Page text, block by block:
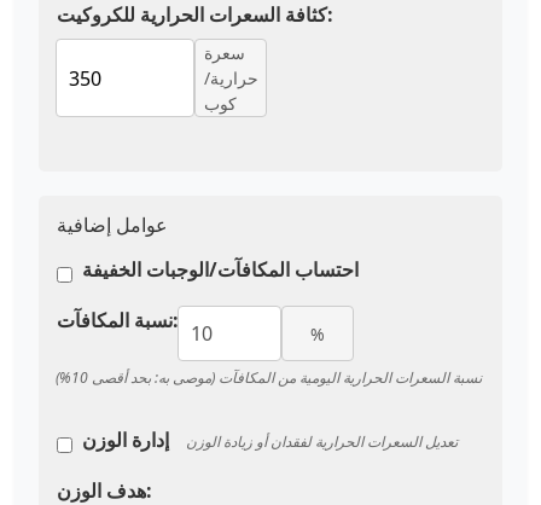
كثافة السعرات الحرارية للكروكيت:
سعرة
حرارية/
كوب
عوامل إضافية
احتساب المكافآت/الوجبات الخفيفة
نسبة المكافآت:
%
نسبة السعرات الحرارية اليومية من المكافآت (موصى به: بحد أقصى 10%)
إدارة الوزن تعديل السعرات الحرارية لفقدان أو زيادة الوزن
هدف الوزن: